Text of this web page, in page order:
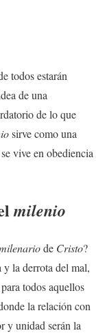
todos estarán
de una
de lo que
sirve como una
vive en obediencia
milenio
de Cristo?
y la derrota del mal,
todos aquellos
la relación con
y unidad serán la